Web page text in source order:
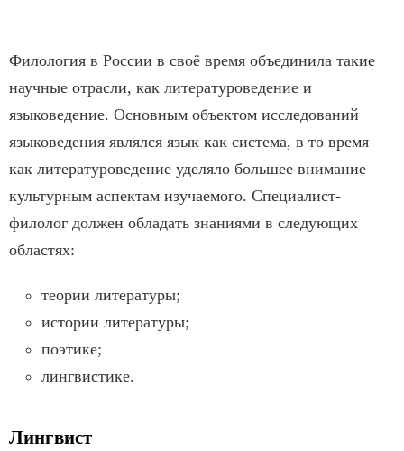
Филология в России в своё время объединила такие
научные отрасли, как литературоведение и
языковедение. Основным объектом исследований
языковедения являлся язык как система, в то время
как литературоведение уделяло большее внимание
культурным аспектам изучаемого. Специалист-
филолог должен обладать знаниями в следующих
областях:
теории литературы;
истории литературы;
поэтике;
лингвистике.
Лингвист